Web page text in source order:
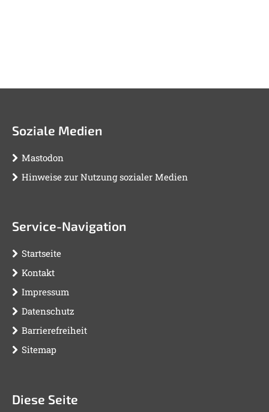
Soziale Medien
Mastodon
Hinweise zur Nutzung sozialer Medien
Service-Navigation
Startseite
Kontakt
Impressum
Datenschutz
Barrierefreiheit
Sitemap
Diese Seite